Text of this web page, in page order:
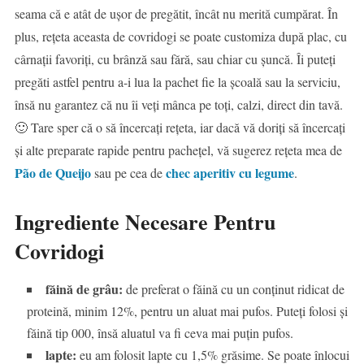
seama că e atât de ușor de pregătit, încât nu merită cumpărat. În
plus, rețeta aceasta de covridogi se poate customiza după plac, cu
cârnații favoriți, cu brânză sau fără, sau chiar cu șuncă. Îi puteți
pregăti astfel pentru a-i lua la pachet fie la școală sau la serviciu,
însă nu garantez că nu îi veți mânca pe toți, calzi, direct din tavă.
🙂 Tare sper că o să încercați rețeta, iar dacă vă doriți să încercați
și alte preparate rapide pentru pachețel, vă sugerez rețeta mea de
Pão de Queijosau pe cea dechec aperitiv cu legume.
Ingrediente Necesare Pentru
Covridogi
făină de grâu: de preferat o făină cu un conținut ridicat de
proteină, minim 12%, pentru un aluat mai pufos. Puteți folosi și
făină tip 000, însă aluatul va fi ceva mai puțin pufos.
lapte: eu am folosit lapte cu 1,5% grăsime. Se poate înlocui